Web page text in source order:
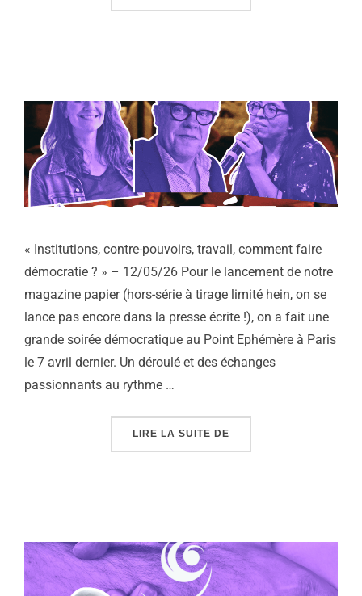
« Institutions, contre-pouvoirs, travail, comment faire
démocratie ? » – 12/05/26 Pour le lancement de notre
magazine papier (hors-série à tirage limité hein, on se
lance pas encore dans la presse écrite !), on a fait une
grande soirée démocratique au Point Ephémère à Paris
le 7 avril dernier. Un déroulé et des échanges
passionnants au rythme …
LIRE LA SUITE DE